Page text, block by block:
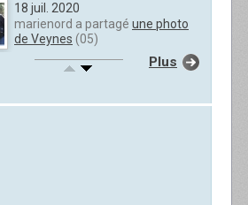
18 juil. 2020
marienord a partagé une photo
de Veynes (05)
18 juil. 2020
Plus